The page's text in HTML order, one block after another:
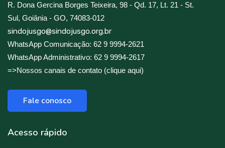
R. Dona Gercina Borges Teixeira, 98 - Qd. 17, Lt. 21 - St.
Sul, Goiânia - GO, 74083-012
sindojusgo@sindojusgo.org.br
WhatsApp Comunicação: 62 9 9994-2621
WhatsApp Administrativo: 62 9 9994-2617
=>Nossos canais de contato (clique aqui)
Fale conosco
Acesso rápido